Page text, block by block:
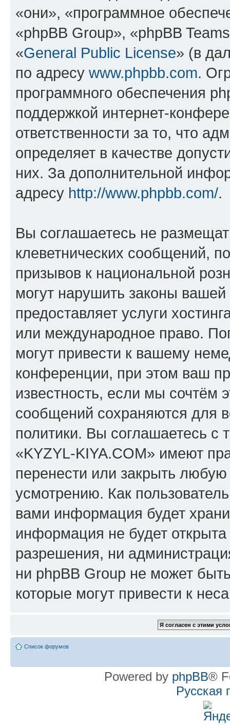
«они», «программное
«phpBB Group», «phpBB
«General Public License» (в
по адресу www.phpbb.com.
программного обеспечения
поддержкой интернет-
ответственности за то, что
определяет в качестве
них. За дополнительной
адресу http://www.phpbb.com/.
Вы соглашаетесь не
клеветнических сообщений,
призывов к национальной
могут нарушить законы
предоставляет услуги
или международное право.
могут привести к вашему
конференции, при этом ваш
известность, если мы сочтём
сообщений сохраняются для
политики. Вы соглашаетесь
«KYZYL-KIYA.COM» имеют
перенести или закрыть
усмотрению. Как
вами информация будет
информация не будет
разрешения, ни
ни phpBB Group не может
которые могут привести к
Список форумов
Powered by phpBB®
Русская